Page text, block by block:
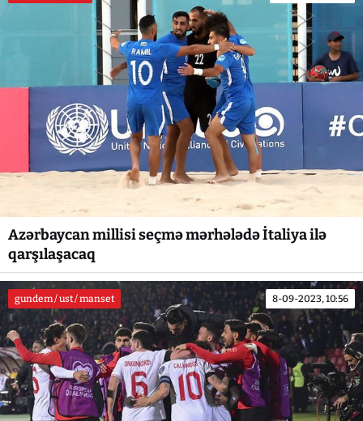
Azərbaycan millisi seçmə mərhələdə İtaliya ilə
qarşılaşacaq
gundem / ust / manset 8-09-2023, 10:56